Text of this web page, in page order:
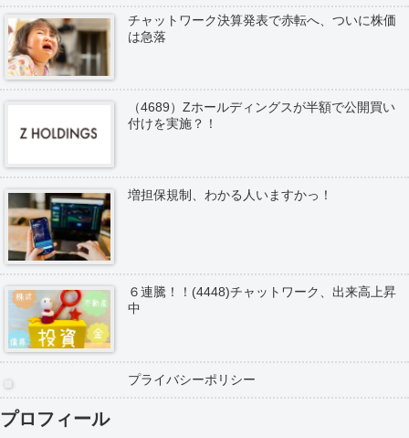
チャットワーク決算発表で赤転へ、ついに株価
は急落
（4689）Zホールディングスが半額で公開買い
付けを実施？！
増担保規制、わかる人いますかっ！
６連騰！！(4448)チャットワーク、出来高上昇
中
プライバシーポリシー
プロフィール